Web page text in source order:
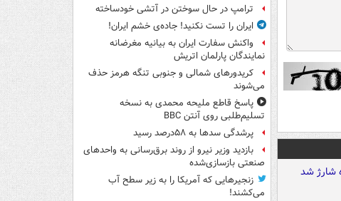
ترامپ در حال سوختن در آتشی خودساخته
ایران را تست نکنید! جاده‌ی خشم ایران!
واکنش سفارت ایران به بیانیه مغرضانه
نمایندگان پارلمان اتریش
کریدورهای شمالی و جنوبی تنگه هرمز حذف
می‌شوند
پاسخ قاطع ملیحه محمدی به نسخه
تسلیم‌طلبی روی آنتن BBC
پرشدگی سدها به ۵۸درصد رسید
بازدید وزیر نیرو از روند برق‌رسانی به واحدهای
صنعتی بازسازی‌شده
زنجیرهایی که آمریکا را به زیر سطح آب
می‌کشند!